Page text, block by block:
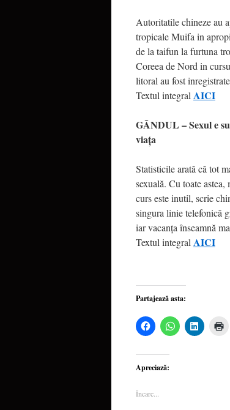
Autoritatile chineze au
tropicale Muifa in
de la taifun la furtuna
Coreea de Nord in
litoral au fost
Textul integral AICI
GÂNDUL – Sexul e
viaţa
Statisticile arată că tot
sexuală. Cu toate
curs este inutil, scrie
singura linie telefonică
iar vacanţa înseamnă
Textul integral AICI
Partajează asta:
Dă
clic
partaja
pe
Facebook(Se
o
Dă
clic
Dă
clic
Apreciază:
Încarc...